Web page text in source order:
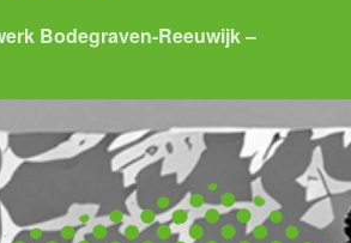
Bodegraven-Reeuwijk –